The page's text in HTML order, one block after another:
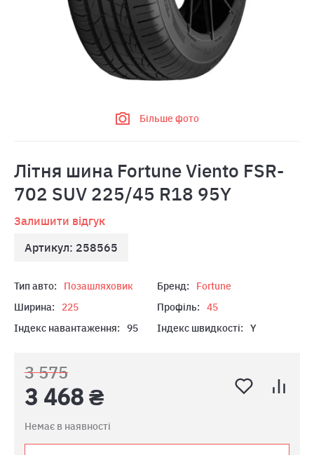
Більше фото
Літня шина Fortune Viento FSR-
702 SUV 225/45 R18 95Y
Залишити відгук
Артикул: 258565
Тип авто: Позашляховик Бренд:
Fortune
Ширина:
225 Профіль:
45
Індекс навантаження:
95 Індекс швидкості: Y
3 575
3 468 ₴
Немає в наявності